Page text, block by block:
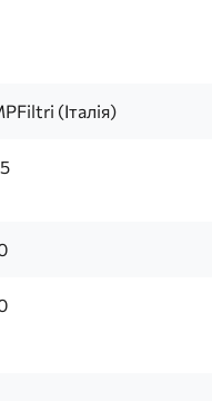
(Італія)